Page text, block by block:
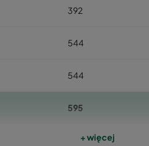
392
544
544
595
595+ więcej